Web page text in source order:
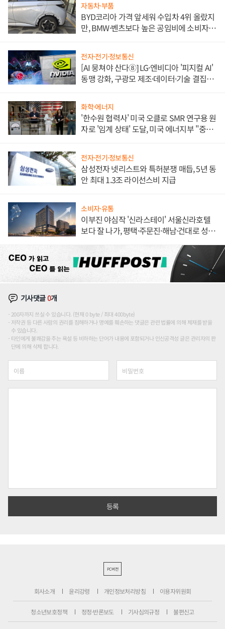
자동차·부품
BYD코리아 가격 앞세워 수입차 4위 올랐지
만, BMW·벤츠보다 높은 공임비에 소비자
전자·전기·정보통신
[AI 뭉쳐야 산다⑧] LG·엔비디아 '피지컬 AI'
동맹 강화, 구광모 제조·데이터·기술 결집
화학·에너지
'한수원 협력사' 미국 오클로 SMR 연구용 원
자로 '임계 상태' 도달, 미국 에너지부 "중요
전자·전기·정보통신
삼성전자 넷리스트와 특허분쟁 매듭, 5년 동
안 최대 1.3조 라이선스비 지급
소비자·유통
이부진 야심작 '신라스테이' 서울신라호텔
보다 잘 나가, 평택·주문진·해남·건대로 성
기사댓글0개
200자까지 쓰실 수 있습니다. (현재 0 byte / 최대 400byte)
저작권 등 다른 사람의 권리를 침해하거나 명예를 훼손하는 댓글은 관련 법률에 의해 제재를 받을
수 있습니다.
타인에게 불쾌감을 주는 욕설 등 비하하는 단어가 내용에 포함되거나 인신공격성 글은 관리자의 판
단에 의해 삭제 합니다.
PC버전
회사소개 윤리강령 개인정보처리방침 이용자위원회
청소년보호정책 정정·반론보도 기사심의규정 불편신고